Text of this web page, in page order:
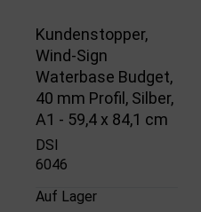
Kundenstopper,
Wind-Sign
Waterbase Budget,
40 mm Profil, Silber,
A1 - 59,4 x 84,1 cm
DSI
6046
Auf Lager